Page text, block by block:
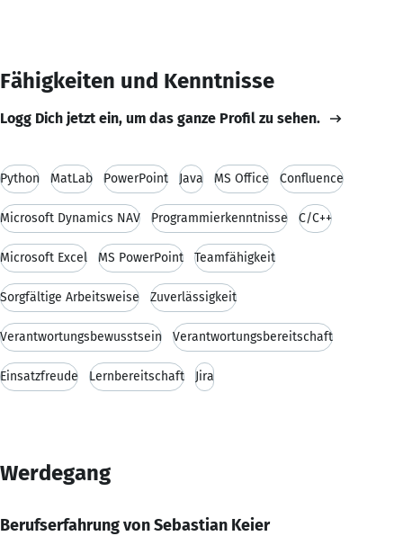
Fähigkeiten und Kenntnisse
Logg Dich jetzt ein, um das ganze Profil zu sehen.
Python MatLab PowerPoint Java MS Office Confluence
Microsoft Dynamics NAV Programmierkenntnisse C/C++
Microsoft Excel MS PowerPoint Teamfähigkeit
Sorgfältige Arbeitsweise Zuverlässigkeit
Verantwortungsbewusstsein Verantwortungsbereitschaft
Einsatzfreude Lernbereitschaft Jira
Werdegang
Berufserfahrung von Sebastian Keier